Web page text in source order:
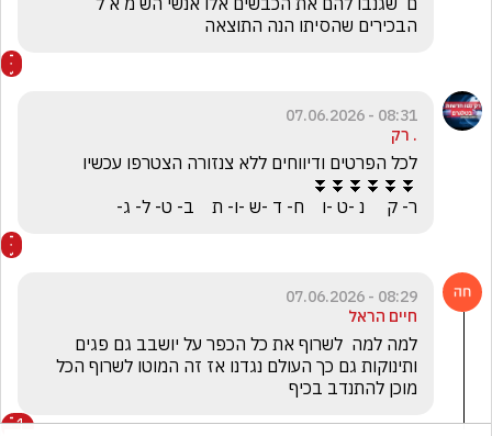
הבכירים שהסיתו הנה התוצאה
08:31 - 07.06.2026
. רק
ר- ק     נ -ט -ו    ח- ד -ש -ו- ת    ב- ט- ל- ג-
08:29 - 07.06.2026
חיים הראל
מוכן להתנדב בכיף
1